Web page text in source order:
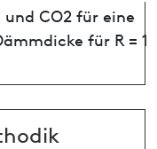
und CO2 für eine
für R = 1